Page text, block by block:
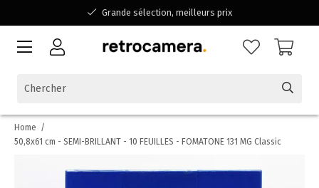
Grande sélection, meilleurs prix
Disponible pour toutes vos questions
Home /
50,8x61 cm - SEMI-BRILLANT - 10 FEUILLES - FOMATONE 131 MG Classic